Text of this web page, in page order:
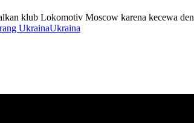
klub Lokomotiv Moscow karena kecewa
UkrainaUkraina